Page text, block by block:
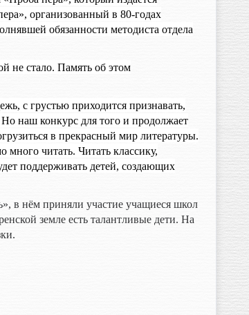
организованный в 80-годах
обязанности методиста отдела
не стало. Память об этом
с грустью приходится признавать,
наш конкурс для того и продолжает
в прекрасный мир литературы.
много читать. Читать классику,
поддерживать детей, создающих
в нём приняли участие учащиеся школ
земле есть талантливые дети. На